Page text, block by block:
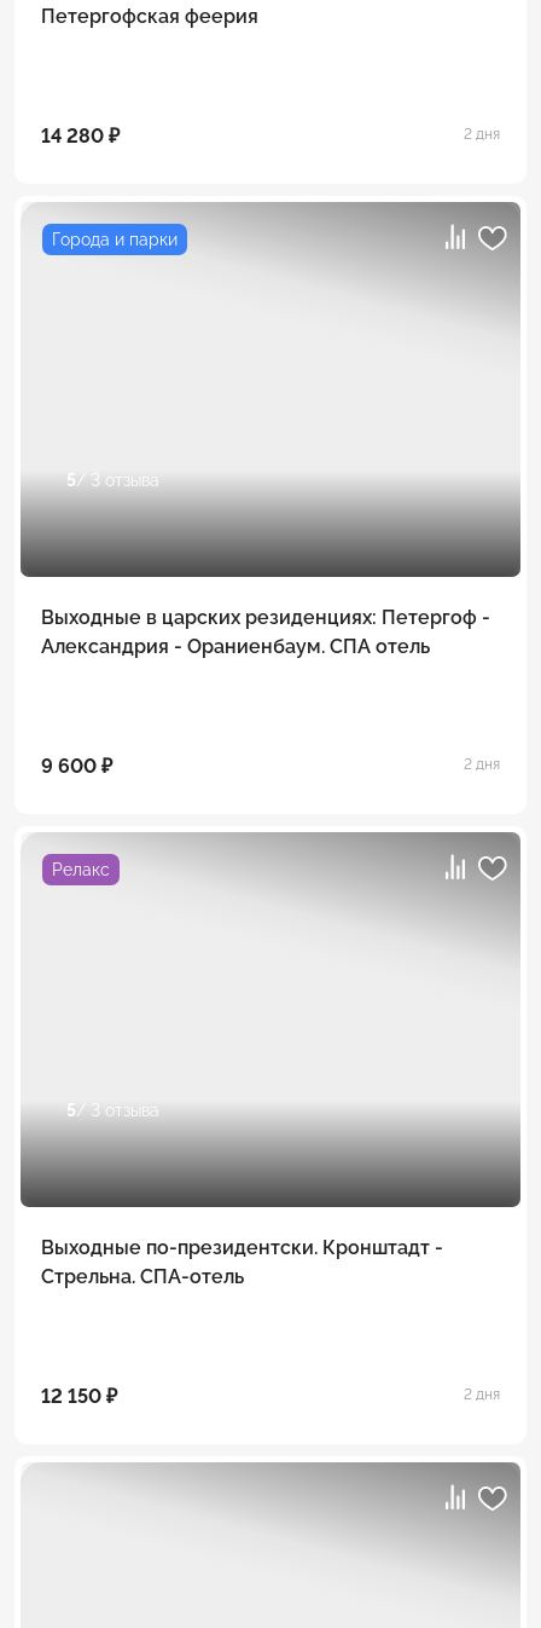
Петергофская феерия
14 280 ₽ 2 дня
Города и парки
5/ 3 отзыва
Выходные в царских резиденциях: Петергоф -
Александрия - Ораниенбаум. СПА отель
9 600 ₽ 2 дня
Релакс
5/ 3 отзыва
Выходные по-президентски. Кронштадт -
Стрельна. СПА-отель
12 150 ₽ 2 дня